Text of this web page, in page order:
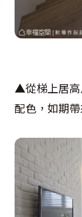
▲從梯上居高
配色，如期